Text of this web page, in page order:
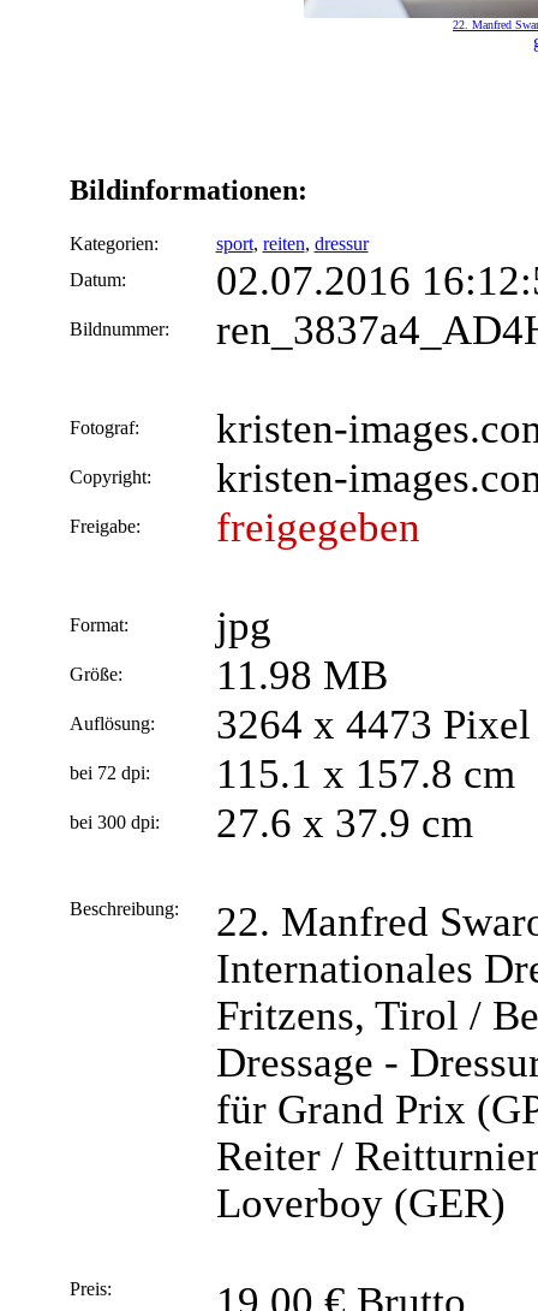
22. Manfred
Bildinformationen:
Kategorien: sport, reiten, dressur
Datum:
02.07.2016
Bildnummer:
Fotograf: kristen-
Copyright: kristen-
Freigabe: freigegeben
Format: jpg
Größe: 11.98 MB
Auflösung: 3264 x 4473 Pixel
bei 72 dpi: 115.1 x 157.8 cm
bei 300 dpi: 27.6 x 37.9 cm
Beschreibung:
22. Manfred
Internationales
Fritzens, Tirol /
Dressage -
für Grand Prix
Reiter /
Loverboy (GER)
Preis: 19,00 € Brutto